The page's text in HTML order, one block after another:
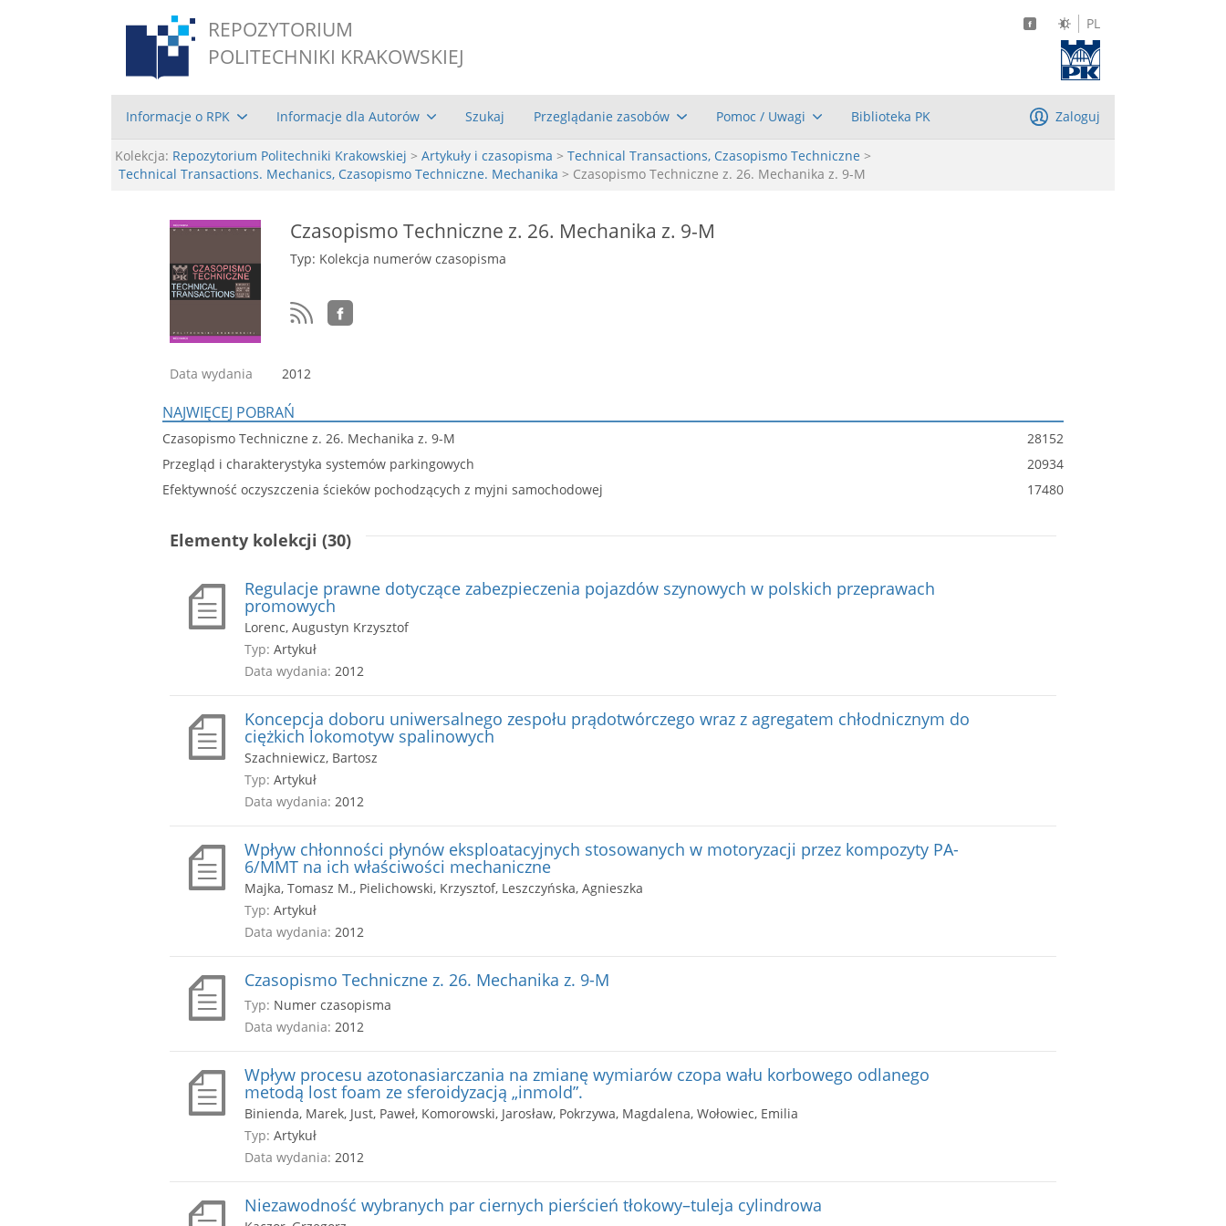
REPOZYTORIUM
POLITECHNIKI KRAKOWSKIEJ
PL
Informacje o RPK Informacje dla Autorów Szukaj Przeglądanie zasobów Pomoc / Uwagi Biblioteka PK Zaloguj
Kolekcja: Repozytorium Politechniki Krakowskiej > Artykuły i czasopisma > Technical Transactions, Czasopismo Techniczne >
Technical Transactions. Mechanics, Czasopismo Techniczne. Mechanika > Czasopismo Techniczne z. 26. Mechanika z. 9-M
Czasopismo Techniczne z. 26. Mechanika z. 9-M
Typ: Kolekcja numerów czasopisma
Data wydania 2012
NAJWIĘCEJ POBRAŃ
Czasopismo Techniczne z. 26. Mechanika z. 9-M
28152
Przegląd i charakterystyka systemów parkingowych
20934
Efektywność oczyszczenia ścieków pochodzących z myjni samochodowej
17480
Elementy kolekcji (30)
Regulacje prawne dotyczące zabezpieczenia pojazdów szynowych w polskich przeprawach
promowych
Lorenc, Augustyn Krzysztof
Typ: Artykuł
Data wydania: 2012
Koncepcja doboru uniwersalnego zespołu prądotwórczego wraz z agregatem chłodnicznym do
ciężkich lokomotyw spalinowych
Szachniewicz, Bartosz
Typ: Artykuł
Data wydania: 2012
Wpływ chłonności płynów eksploatacyjnych stosowanych w motoryzacji przez kompozyty PA-
6/MMT na ich właściwości mechaniczne
Majka, Tomasz M., Pielichowski, Krzysztof, Leszczyńska, Agnieszka
Typ: Artykuł
Data wydania: 2012
Czasopismo Techniczne z. 26. Mechanika z. 9-M
Typ: Numer czasopisma
Data wydania: 2012
Wpływ procesu azotonasiarczania na zmianę wymiarów czopa wału korbowego odlanego
metodą lost foam ze sferoidyzacją „inmold”.
Binienda, Marek, Just, Paweł, Komorowski, Jarosław, Pokrzywa, Magdalena, Wołowiec, Emilia
Typ: Artykuł
Data wydania: 2012
Niezawodność wybranych par ciernych pierścień tłokowy–tuleja cylindrowa